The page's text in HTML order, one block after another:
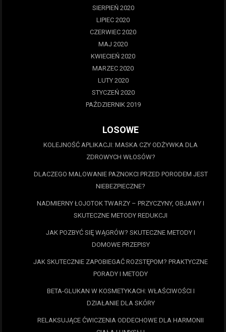
SIERPIEŃ 2020
LIPIEC 2020
CZERWIEC 2020
MAJ 2020
KWIECIEŃ 2020
MARZEC 2020
LUTY 2020
STYCZEŃ 2020
PAŹDZIERNIK 2019
LOSOWE
KOLEJNOŚĆ APLIKACJI: MASKA CZY ODŻYWKA DLA
ZDROWYCH WŁOSÓW?
DLACZEGO MALOWANIE PAZNOKCI PRZED PORODEM JEST
NIEBEZPIECZNE?
NADMIERNY ŁOJOTOK TWARZY – PRZYCZYNY, OBJAWY I
SKUTECZNE METODY REDUKCJI
JAK POZBYĆ SIĘ WĄGRÓW? SKUTECZNE METODY I
DOMOWE PRZEPISY
JAK SKUTECZNIE ZAPOBIEGAĆ ROZSTĘPOM? PRAKTYCZNE
PORADY I METODY
BETA-GLUKAN W KOSMETYKACH: WŁAŚCIWOŚCI I
DZIAŁANIE DLA SKÓRY
RELAKSUJĄCE ĆWICZENIA ODDECHOWE DLA HARMONII